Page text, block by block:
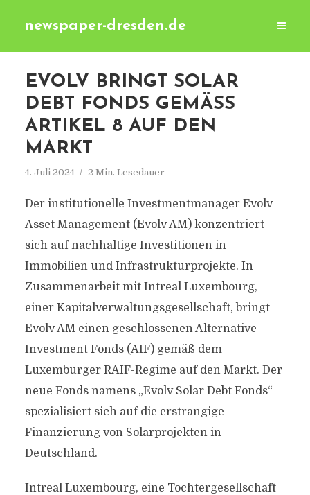
newspaper-dresden.de
EVOLV BRINGT SOLAR
DEBT FONDS GEMÄSS A
RTIKEL 8 AUF DEN M
ARKT
4. Juli 2024 2 Min. Lesedauer
Der institutionelle Investmentmanager Evolv
Asset Management (Evolv AM) konzentriert
sich auf nachhaltige Investitionen in
Immobilien und Infrastrukturprojekte. In
Zusammenarbeit mit Intreal Luxembourg,
einer Kapitalverwaltungsgesellschaft, bringt
Evolv AM einen geschlossenen Alternative
Investment Fonds (AIF) gemäß dem
Luxemburger RAIF-Regime auf den Markt. Der
neue Fonds namens „Evolv Solar Debt Fonds“
spezialisiert sich auf die erstrangige
Finanzierung von Solarprojekten in
Deutschland.
Intreal Luxembourg, eine Tochtergesellschaft